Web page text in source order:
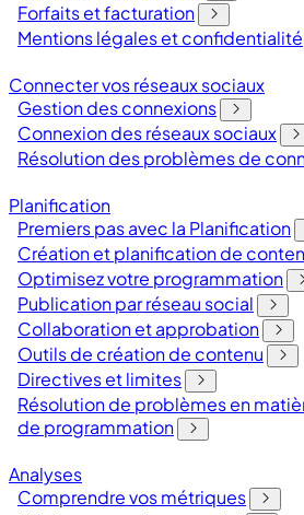
Forfaits et facturation
Mentions légales et confidentialité
Connecter vos réseaux sociaux
Gestion des connexions
Connexion des réseaux sociaux
Résolution des problèmes de
Planification
Premiers pas avec la Planification
Création et planification de
Optimisez votre programmation
Publication par réseau social
Collaboration et approbation
Outils de création de contenu
Directives et limites
Résolution de problèmes en
de programmation
Analyses
Comprendre vos métriques